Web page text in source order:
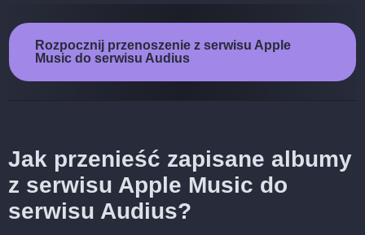
Rozpocznij przenoszenie z serwisu Apple
Music do serwisu Audius
Jak przenieść zapisane albumy
z serwisu Apple Music do
serwisu Audius?